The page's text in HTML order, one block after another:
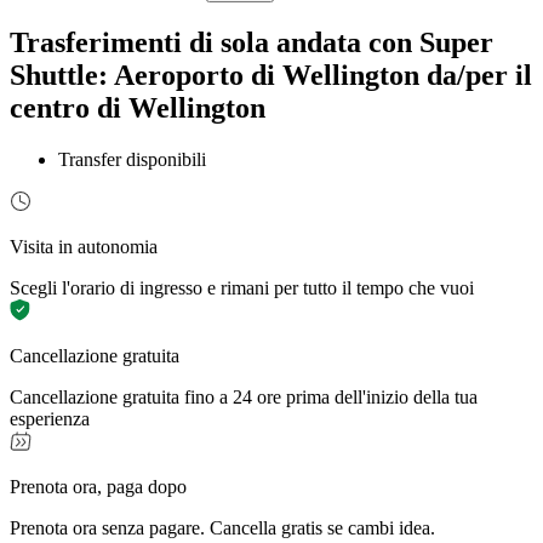
Trasferimenti di sola andata con Super
Shuttle: Aeroporto di Wellington da/per il
centro di Wellington
Transfer disponibili
Visita in autonomia
Scegli l'orario di ingresso e rimani per tutto il tempo che vuoi
Cancellazione gratuita
Cancellazione gratuita fino a 24 ore prima dell'inizio della tua
esperienza
Prenota ora, paga dopo
Prenota ora senza pagare. Cancella gratis se cambi idea.